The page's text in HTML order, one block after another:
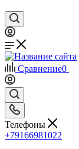
Сравнение0
Телефоны
+79166981022